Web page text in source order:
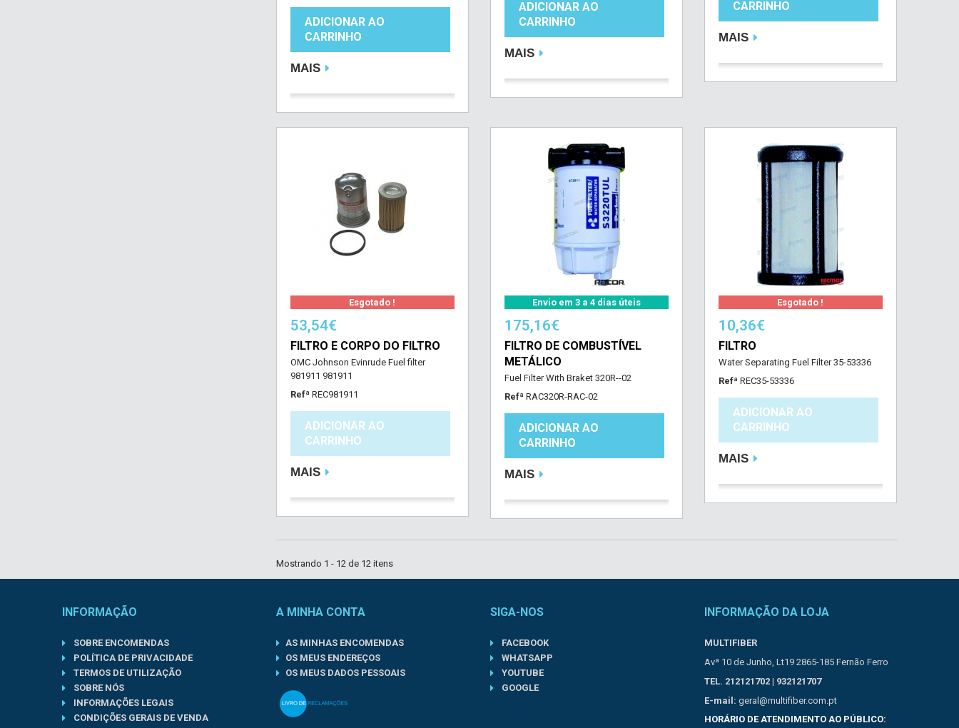
ADICIONAR AO
CARRINHO
MAIS
ADICIONAR AO
CARRINHO
MAIS
CARRINHO
MAIS
Esgotado !
53,54€
FILTRO E CORPO DO FILTRO
OMC Johnson Evinrude Fuel filter
981911 981911
Refª REC981911
ADICIONAR AO
CARRINHO
MAIS
Envio em 3 a 4 dias úteis
175,16€
FILTRO DE COMBUSTÍVEL
METÁLICO
Fuel Filter With Braket 320R--02
Refª RAC320R-RAC-02
ADICIONAR AO
CARRINHO
MAIS
Esgotado !
10,36€
FILTRO
Water Separating Fuel Filter 35-53336
Refª REC35-53336
ADICIONAR AO
CARRINHO
MAIS
Mostrando 1 - 12 de 12 itens
INFORMAÇÃO
SOBRE ENCOMENDAS
POLÍTICA DE PRIVACIDADE
TERMOS DE UTILIZAÇÃO
SOBRE NÓS
INFORMAÇÕES LEGAIS
CONDIÇÕES GERAIS DE VENDA
A MINHA CONTA
AS MINHAS ENCOMENDAS
OS MEUS ENDEREÇOS
OS MEUS DADOS PESSOAIS
SIGA-NOS
FACEBOOK
WHATSAPP
YOUTUBE
GOOGLE
INFORMAÇÃO DA LOJA
MULTIFIBER
Avª 10 de Junho, Lt19 2865-185 Fernão Ferro
TEL. 212121702 | 932121707
E-mail: geral@multifiber.com.pt
HORÁRIO DE ATENDIMENTO AO PÚBLICO: